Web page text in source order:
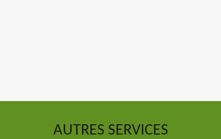
AUTRES SERVICES